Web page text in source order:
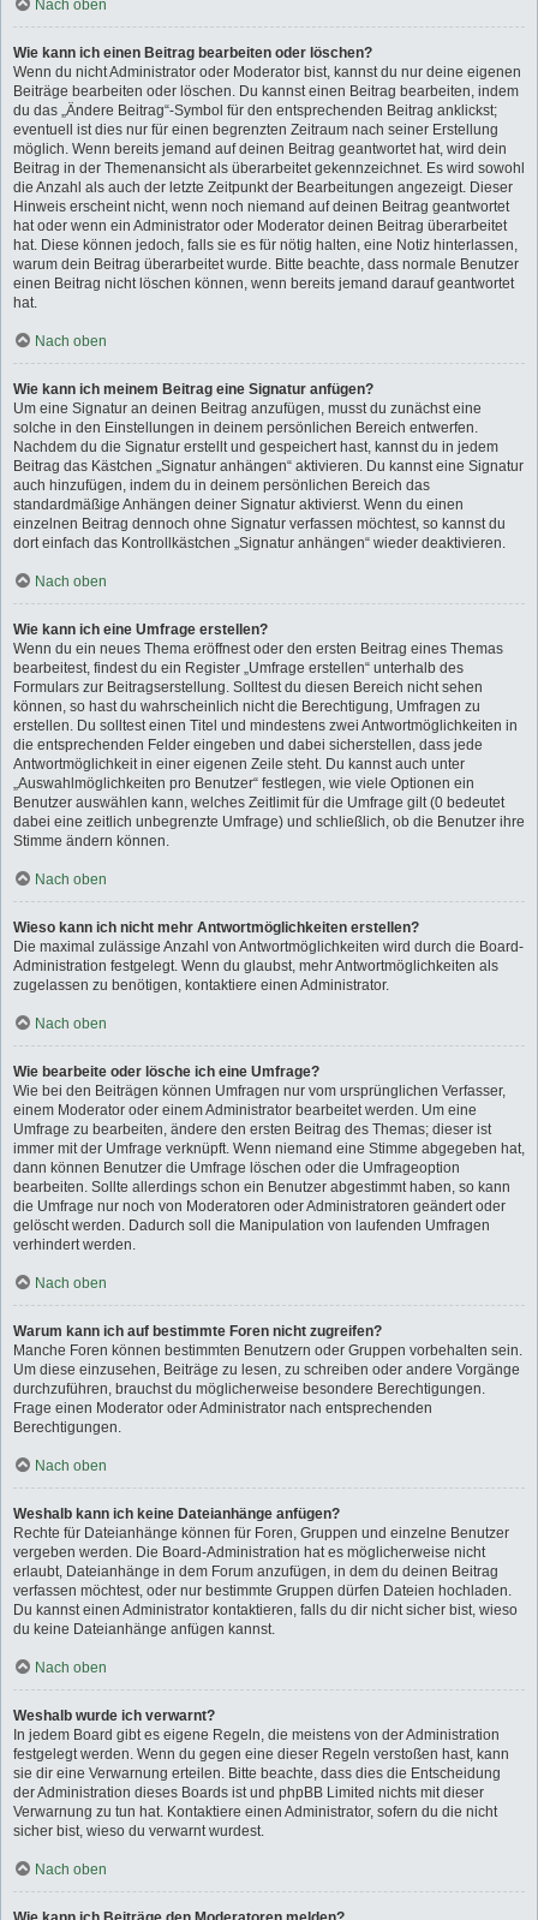
Nach oben
Wie kann ich einen Beitrag bearbeiten oder löschen?
Wenn du nicht Administrator oder Moderator bist, kannst du nur deine eigenen
Beiträge bearbeiten oder löschen. Du kannst einen Beitrag bearbeiten, indem
du das „Ändere Beitrag“-Symbol für den entsprechenden Beitrag anklickst;
eventuell ist dies nur für einen begrenzten Zeitraum nach seiner Erstellung
möglich. Wenn bereits jemand auf deinen Beitrag geantwortet hat, wird dein
Beitrag in der Themenansicht als überarbeitet gekennzeichnet. Es wird sowohl
die Anzahl als auch der letzte Zeitpunkt der Bearbeitungen angezeigt. Dieser
Hinweis erscheint nicht, wenn noch niemand auf deinen Beitrag geantwortet
hat oder wenn ein Administrator oder Moderator deinen Beitrag überarbeitet
hat. Diese können jedoch, falls sie es für nötig halten, eine Notiz hinterlassen,
warum dein Beitrag überarbeitet wurde. Bitte beachte, dass normale Benutzer
einen Beitrag nicht löschen können, wenn bereits jemand darauf geantwortet
hat.
Nach oben
Wie kann ich meinem Beitrag eine Signatur anfügen?
Um eine Signatur an deinen Beitrag anzufügen, musst du zunächst eine
solche in den Einstellungen in deinem persönlichen Bereich entwerfen.
Nachdem du die Signatur erstellt und gespeichert hast, kannst du in jedem
Beitrag das Kästchen „Signatur anhängen“ aktivieren. Du kannst eine Signatur
auch hinzufügen, indem du in deinem persönlichen Bereich das
standardmäßige Anhängen deiner Signatur aktivierst. Wenn du einen
einzelnen Beitrag dennoch ohne Signatur verfassen möchtest, so kannst du
dort einfach das Kontrollkästchen „Signatur anhängen“ wieder deaktivieren.
Nach oben
Wie kann ich eine Umfrage erstellen?
Wenn du ein neues Thema eröffnest oder den ersten Beitrag eines Themas
bearbeitest, findest du ein Register „Umfrage erstellen“ unterhalb des
Formulars zur Beitragserstellung. Solltest du diesen Bereich nicht sehen
können, so hast du wahrscheinlich nicht die Berechtigung, Umfragen zu
erstellen. Du solltest einen Titel und mindestens zwei Antwortmöglichkeiten in
die entsprechenden Felder eingeben und dabei sicherstellen, dass jede
Antwortmöglichkeit in einer eigenen Zeile steht. Du kannst auch unter
„Auswahlmöglichkeiten pro Benutzer“ festlegen, wie viele Optionen ein
Benutzer auswählen kann, welches Zeitlimit für die Umfrage gilt (0 bedeutet
dabei eine zeitlich unbegrenzte Umfrage) und schließlich, ob die Benutzer ihre
Stimme ändern können.
Nach oben
Wieso kann ich nicht mehr Antwortmöglichkeiten erstellen?
Die maximal zulässige Anzahl von Antwortmöglichkeiten wird durch die Board-
Administration festgelegt. Wenn du glaubst, mehr Antwortmöglichkeiten als
zugelassen zu benötigen, kontaktiere einen Administrator.
Nach oben
Wie bearbeite oder lösche ich eine Umfrage?
Wie bei den Beiträgen können Umfragen nur vom ursprünglichen Verfasser,
einem Moderator oder einem Administrator bearbeitet werden. Um eine
Umfrage zu bearbeiten, ändere den ersten Beitrag des Themas; dieser ist
immer mit der Umfrage verknüpft. Wenn niemand eine Stimme abgegeben hat,
dann können Benutzer die Umfrage löschen oder die Umfrageoption
bearbeiten. Sollte allerdings schon ein Benutzer abgestimmt haben, so kann
die Umfrage nur noch von Moderatoren oder Administratoren geändert oder
gelöscht werden. Dadurch soll die Manipulation von laufenden Umfragen
verhindert werden.
Nach oben
Warum kann ich auf bestimmte Foren nicht zugreifen?
Manche Foren können bestimmten Benutzern oder Gruppen vorbehalten sein.
Um diese einzusehen, Beiträge zu lesen, zu schreiben oder andere Vorgänge
durchzuführen, brauchst du möglicherweise besondere Berechtigungen.
Frage einen Moderator oder Administrator nach entsprechenden
Berechtigungen.
Nach oben
Weshalb kann ich keine Dateianhänge anfügen?
Rechte für Dateianhänge können für Foren, Gruppen und einzelne Benutzer
vergeben werden. Die Board-Administration hat es möglicherweise nicht
erlaubt, Dateianhänge in dem Forum anzufügen, in dem du deinen Beitrag
verfassen möchtest, oder nur bestimmte Gruppen dürfen Dateien hochladen.
Du kannst einen Administrator kontaktieren, falls du dir nicht sicher bist, wieso
du keine Dateianhänge anfügen kannst.
Nach oben
Weshalb wurde ich verwarnt?
In jedem Board gibt es eigene Regeln, die meistens von der Administration
festgelegt werden. Wenn du gegen eine dieser Regeln verstoßen hast, kann
sie dir eine Verwarnung erteilen. Bitte beachte, dass dies die Entscheidung
der Administration dieses Boards ist und phpBB Limited nichts mit dieser
Verwarnung zu tun hat. Kontaktiere einen Administrator, sofern du die nicht
sicher bist, wieso du verwarnt wurdest.
Nach oben